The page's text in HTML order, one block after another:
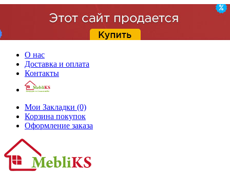
О нас
Доставка и оплата
Контакты
Мои Закладки (0)
Корзина покупок
Оформление заказа